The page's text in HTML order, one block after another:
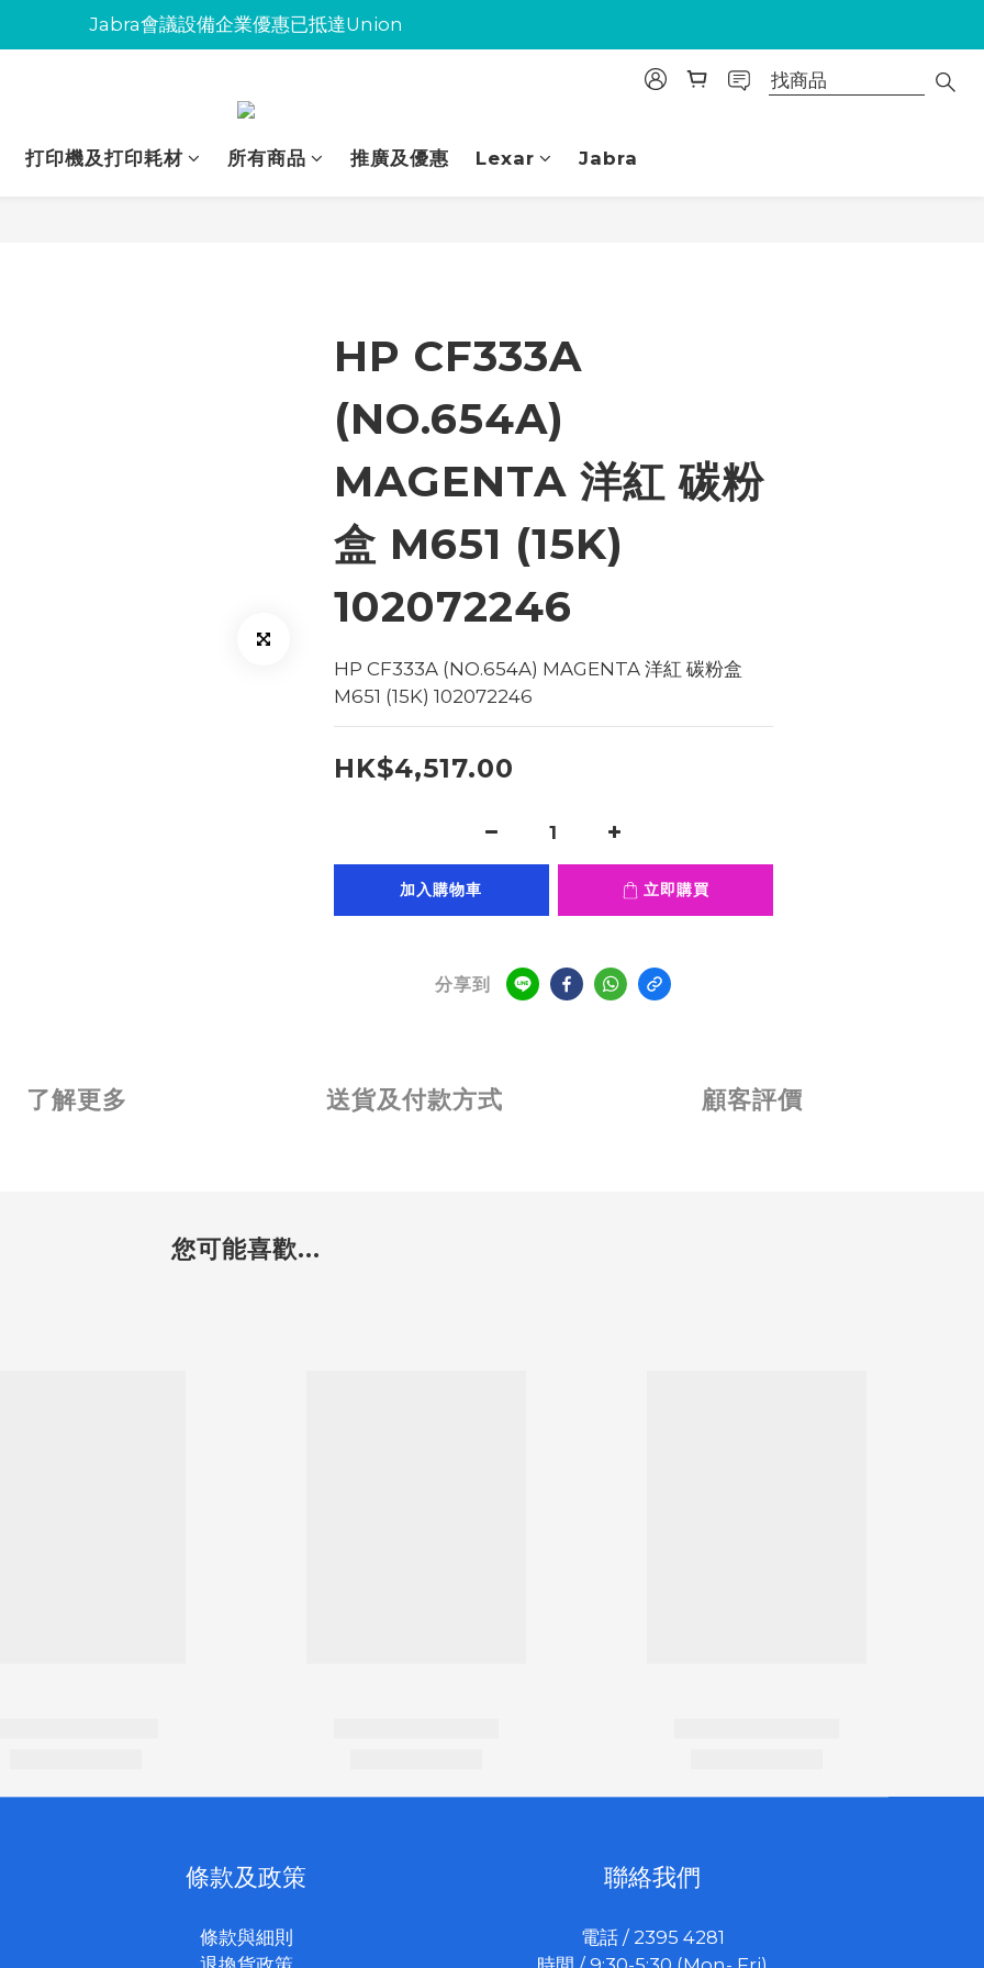
Jabra會議設備企業優惠已抵達Union
Jabra會議設備企業優惠已抵達Union
Jabra會議設備企業優惠已抵達Union
打印機及打印耗材
所有商品 推廣及優惠 Lexar Jabra
HP CF333A
(NO.654A)
MAGENTA 洋紅 碳粉
盒 M651 (15K)
102072246
HP CF333A (NO.654A) MAGENTA 洋紅 碳粉盒
M651 (15K) 102072246
HK$4,517.00
加入購物車 立即購買
分享到
了解更多 送貨及付款方式 顧客評價
您可能喜歡...
條款及政策
條款與細則
聯絡我們
電話 / 2395 4281